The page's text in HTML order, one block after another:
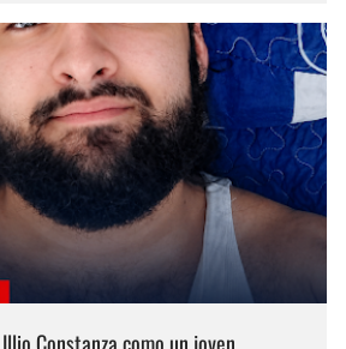
Constanza como un joven